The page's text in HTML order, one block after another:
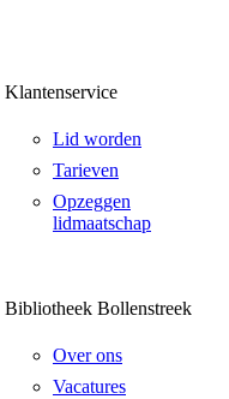
Klantenservice
Lid worden
Tarieven
Opzeggen
lidmaatschap
Bibliotheek Bollenstreek
Over ons
Vacatures